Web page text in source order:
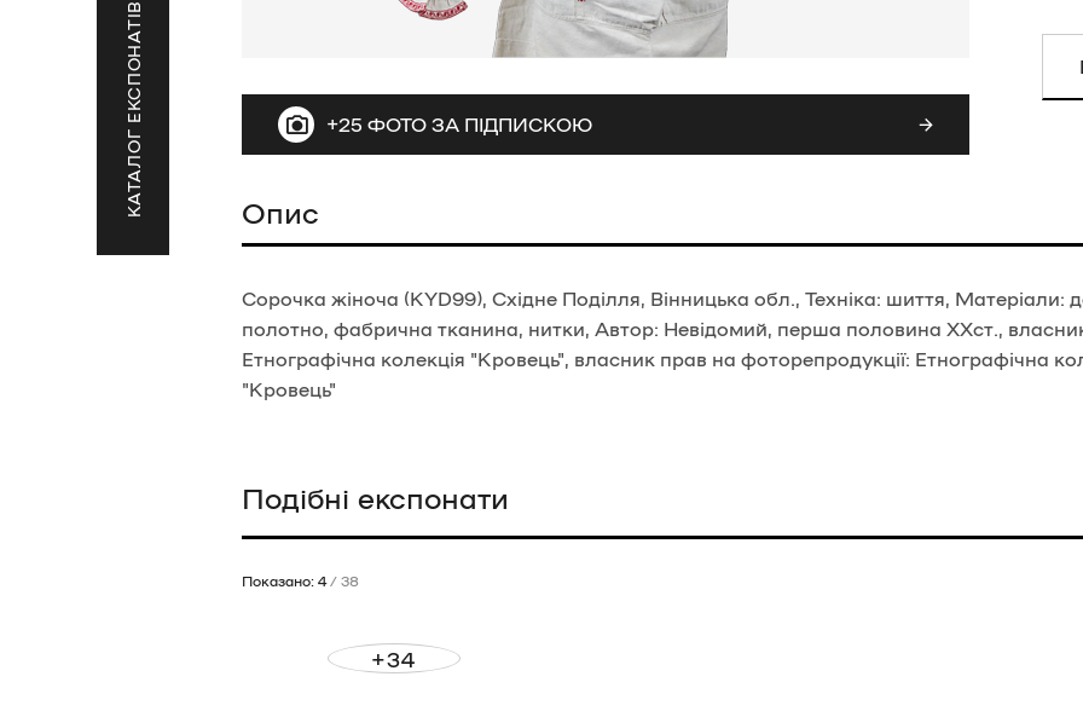
КАТАЛОГ ЕКСПОНАТІВ +25 ФОТО ЗА ПІДПИСКОЮ
Опис
Сорочка жіноча (KYD99), Східне Поділля, Вінницька обл., Техніка: шиття, Матеріали:
полотно, фабрична тканина, нитки, Автор: Невідомий, перша половина ХХст.,
Етнографічна колекція "Кровець", власник прав на фоторепродукції: Етнографічна
"Кровець"
Подібні експонати
Показано: 4 / 38
+34